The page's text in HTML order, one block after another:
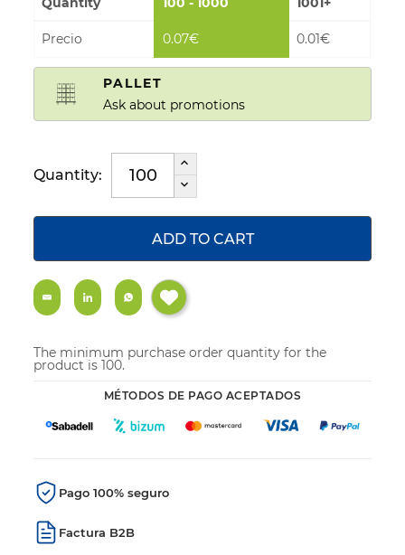
Precio 0.07€ 0.01€
PALLET
Ask about promotions
Quantity:
ADD TO CART
The minimum purchase order quantity for the
product is 100.
MÉTODOS DE PAGO ACEPTADOS
Pago 100% seguro
Factura B2B